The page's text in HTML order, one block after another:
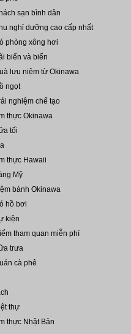
sạn bình dân
nghỉ dưỡng cao cấp nhất
phòng xông hơi
biển và biển
lưu niệm từ Okinawa
ngọt
nghiệm chế tạo
thực Okinawa
tối
thực Hawaii
Mỹ
bánh Okinawa
hồ bơi
kiện
tham quan miễn phí
trưa
cà phê
thự
thực Nhật Bản